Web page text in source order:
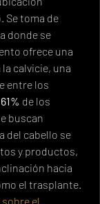
Se toma de
donde se
ofrece una
calvicie, una
entre los
61% de los
buscan
del cabello se
y productos,
hacia
el trasplante.
el